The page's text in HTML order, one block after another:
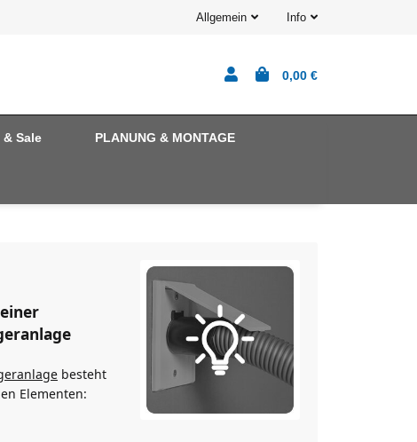
Allgemein Info
0,00 €
& Sale PLANUNG & MONTAGE
besteht
Elementen: